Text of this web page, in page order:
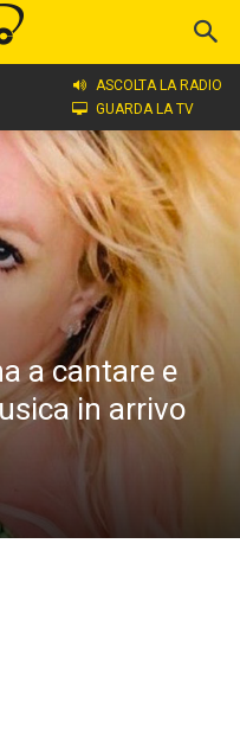
ASCOLTA LA RADIO
GUARDA LA TV
a cantare e
in arrivo